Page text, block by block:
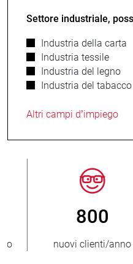
Settore industriale,
Industria della carta
Industria tessile
Industria del legno
Industria del tabacco
Altri campi d’impiego
800
nuovi clienti/anno